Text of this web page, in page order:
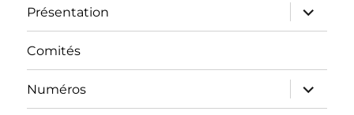
Présentation
ouvrir
le
sous-
Comités
Numéros
ouvrir
le
sous-